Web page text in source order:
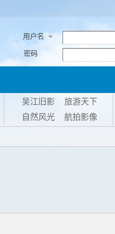
用户名
密码
吴江旧影
旅游天下
自然风光
航拍影像